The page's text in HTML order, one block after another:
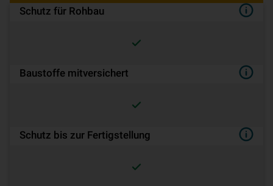
Schutz für Rohbau
Baustoffe mitversichert
Schutz bis zur Fertigstellung